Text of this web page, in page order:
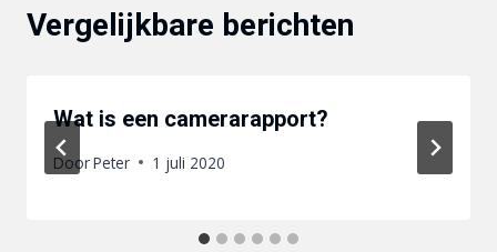
Vergelijkbare berichten
Wat is een camerarapport?
DoorPeter 1 juli 2020